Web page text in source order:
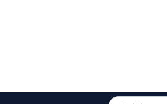
Szukaj w sklepie